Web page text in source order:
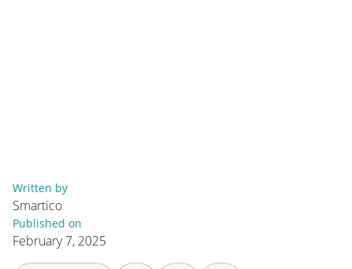
Written by
Smartico
Published on
February 7, 2025